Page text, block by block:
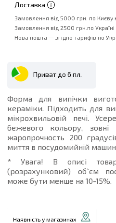
Доставка
Замовлення від 5000 грн. по Києву
Замовлення від 2500 грн.по
Нова пошта — згідно тарифів по
Приват до 6 пл.
Форма для випічки
кераміки. Підходить для
мікрохвильовій печі.
бежевого кольору, зовні
жаропрочность 200
миття в посудомийній
* Увага! В описі
(розрахунковий) об`єм
може бути менше на 10-15%.
Наявність у магазинах